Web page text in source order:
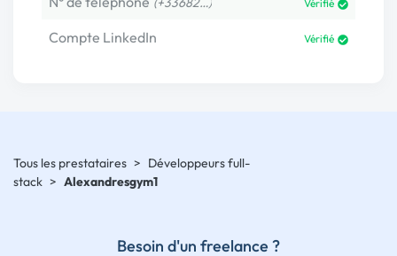
Vérifié
Compte LinkedIn Vérifié
Tous les prestataires > Développeurs full-
stack > Alexandresgym1
Besoin d'un freelance ?